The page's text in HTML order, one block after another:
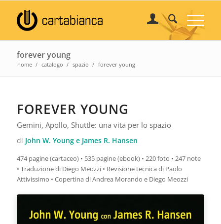
forever young
home / catalogo / spazio / forever young
FOREVER YOUNG
Gemini, Apollo, Shuttle: una vita per lo spazio
di John W. Young e James R. Hansen
474 pagine (cartaceo) • 535 pagine (ebook) • 220 foto • 247 note
• Traduzione di Diego Meozzi • Revisione tecnica di Paolo
Attivissimo • Copertina di Andrea Morando e Diego Meozzi